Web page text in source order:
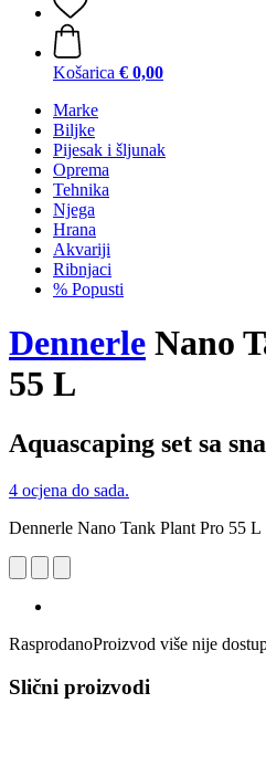
Košarica € 0,00
Marke
Biljke
Pijesak i šljunak
Oprema
Tehnika
Njega
Hrana
Akvariji
Ribnjaci
% Popusti
Dennerle Nano
55 L
Aquascaping set sa
4 ocjena do sada.
Dennerle Nano Tank Plant Pro 55 L
RasprodanoProizvod više nije
Slični proizvodi